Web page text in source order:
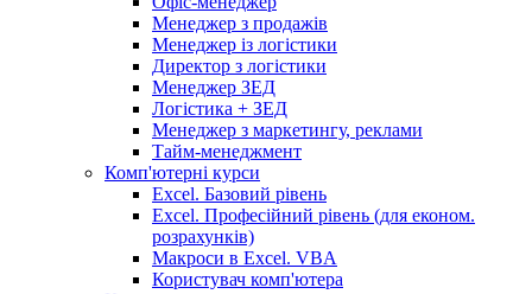
Менеджер з продажів
Менеджер із логістики
Директор з логістики
Менеджер ЗEД
Логістика + ЗЕД
Менеджер з маркетингу, реклами
Тайм-менеджмент
Комп'ютерні курси
Excel. Базовий рівень
Excel. Професійний рівень (для економ.
розрахунків)
Макроси в Excel. VBA
Користувач комп'ютера